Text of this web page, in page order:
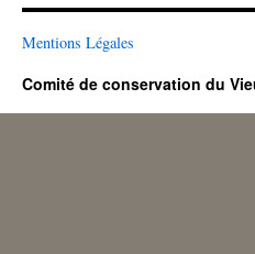
Mentions Légales
Comité de conservation du